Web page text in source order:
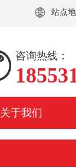
站点
咨询热线：
18553
18553
18553
关于我们